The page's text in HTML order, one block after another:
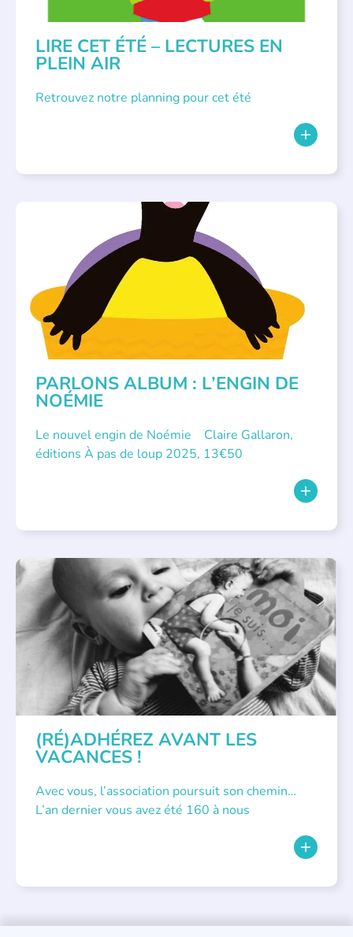
LIRE CET ÉTÉ – LECTURES EN
PLEIN AIR
Retrouvez notre planning pour cet été
PARLONS ALBUM : L’ENGIN DE
NOÉMIE
Le nouvel engin de Noémie Claire Gallaron,
éditions À pas de loup 2025, 13€50
APPEL À SOUTIEN
(RÉ)ADHÉREZ AVANT LES
VACANCES !
Avec vous, l’association poursuit son chemin…
L’an dernier vous avez été 160 à nous